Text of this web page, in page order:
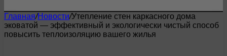
Главная/Новости/Утепление стен каркасного дома
эковатой — эффективный и экологически чистый способ
повысить теплоизоляцию вашего жилья